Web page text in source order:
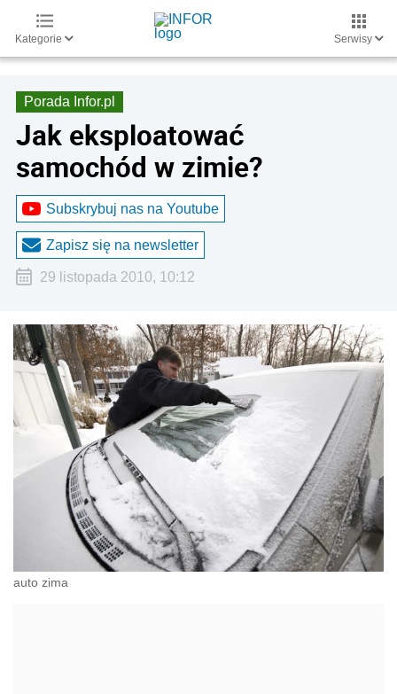
Kategorie Serwisy
Porada Infor.pl
Jak eksploatować
samochód w zimie?
Subskrybuj nas na Youtube
Zapisz się na newsletter
29 listopada 2010, 10:12
auto zima